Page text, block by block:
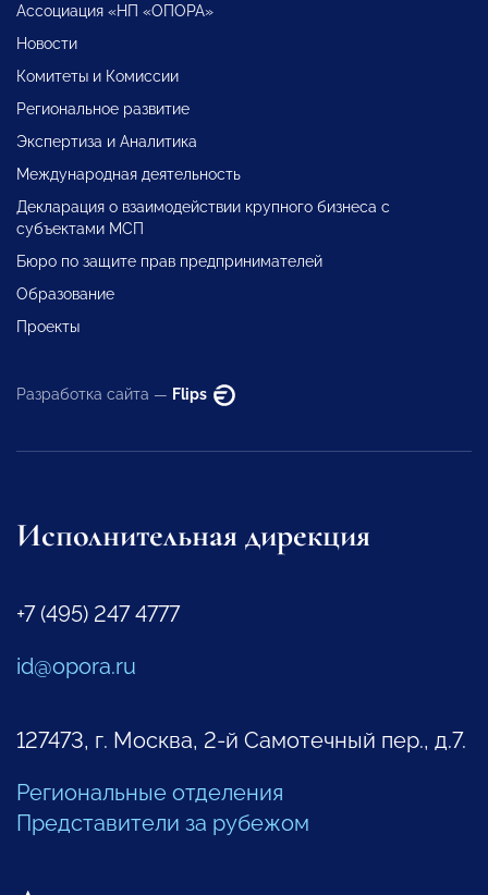
Ассоциация «НП «ОПОРА»
Новости
Комитеты и Комиссии
Региональное развитие
Экспертиза и Аналитика
Международная деятельность
Декларация о взаимодействии крупного бизнеса с
субъектами МСП
Бюро по защите прав предпринимателей
Образование
Проекты
Разработка сайта — Flips
Исполнительная дирекция
+7 (495) 247 4777
id@opora.ru
127473, г. Москва, 2-й Самотечный пер., д.7.
Региональные отделения
Представители за рубежом